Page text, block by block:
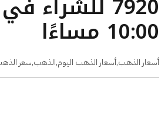
10:00 مساءًا
أسعار الذهب,أسعار الذهب اليوم,الذهب,سعر